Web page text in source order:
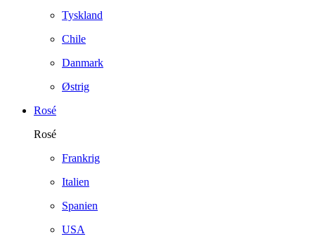
Tyskland
Chile
Danmark
Østrig
Rosé
Rosé
Frankrig
Italien
Spanien
USA